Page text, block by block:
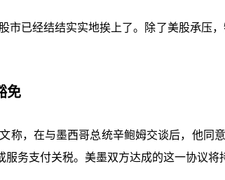
市已经结结实实地挨上了。除了美股承压
免
称，在与墨西哥总统辛鲍姆交谈后，他同
务支付关税。美墨双方达成的这一协议将